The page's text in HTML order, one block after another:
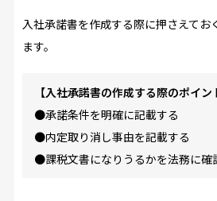
入社承諾書を作成する際に押さえてお
ます。
【入社承諾書の作成する際のポイン
●承諾条件を明確に記載する
●内定取り消し事由を記載する
●課税文書になりうるかを法務に確